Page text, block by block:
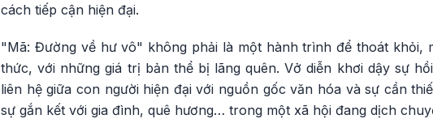
cách tiếp cận hiện đại.
"Mã: Đường về hư vô" không phải là một hành trình để thoát khỏi,
thức, với những giá trị bản thể bị lãng quên. Vở diễn khơi dậy sự
liên hệ giữa con người hiện đại với nguồn gốc văn hóa và sự cần
sự gắn kết với gia đình, quê hương… trong một xã hội đang dịch